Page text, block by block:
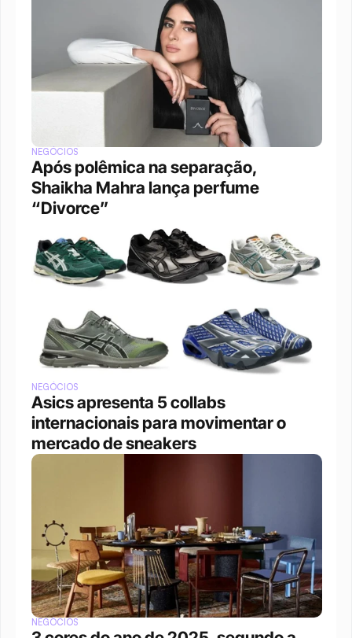
NEGÓCIOS
Após polêmica na separação,
Shaikha Mahra lança perfume
“Divorce”
NEGÓCIOS
Asics apresenta 5 collabs
internacionais para movimentar o
mercado de sneakers
NEGÓCIOS